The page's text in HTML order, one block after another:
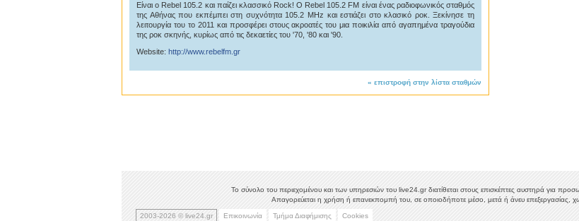
Είναι ο Rebel 105.2 και παίζει κλασσικό Rock! Ο Rebel 105.2 FM είναι ένας ραδιοφωνικός σταθμός
της Αθήνας που εκπέμπει στη συχνότητα 105.2 MHz και εστιάζει στο κλασικό ροκ. Ξεκίνησε τη
λειτουργία του το 2011 και προσφέρει στους ακροατές του μια ποικιλία από αγαπημένα τραγούδια
της ροκ σκηνής, κυρίως από τις δεκαετίες του '70, '80 και '90.
Website: http://www.rebelfm.gr
« επιστροφή στην λίστα σταθμών
Το σύνολο του περιεχομένου και των υπηρεσιών του live24.gr διατίθεται στους επισκέπτες αυστηρά για
Απαγορεύεται η χρήση ή επανεκπομπή του, σε οποιοδήποτε μέσο, μετά ή άνευ επεξεργασίας,
2003-2026 © live24.gr Επικοινωνία Τμήμα Διαφήμισης Cookies